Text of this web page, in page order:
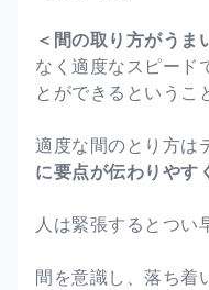
＜間の取り方がうま
なく適度なスピード
とができるというこ
適度な間のとり方は
に要点が伝わりやす
人は緊張するとつい
間を意識し、落ち着